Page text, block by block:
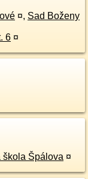
¤, Sad Boženy
6 ¤
škola Špálova ¤